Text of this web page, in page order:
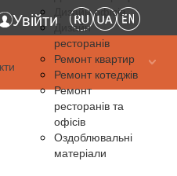
Увійти Дизайн офісів
Дизайн
ресторанів
Ремонт квартир
Ремонт котеджів
Ремонт
ресторанів та
офісів
Оздоблювальні
матеріали